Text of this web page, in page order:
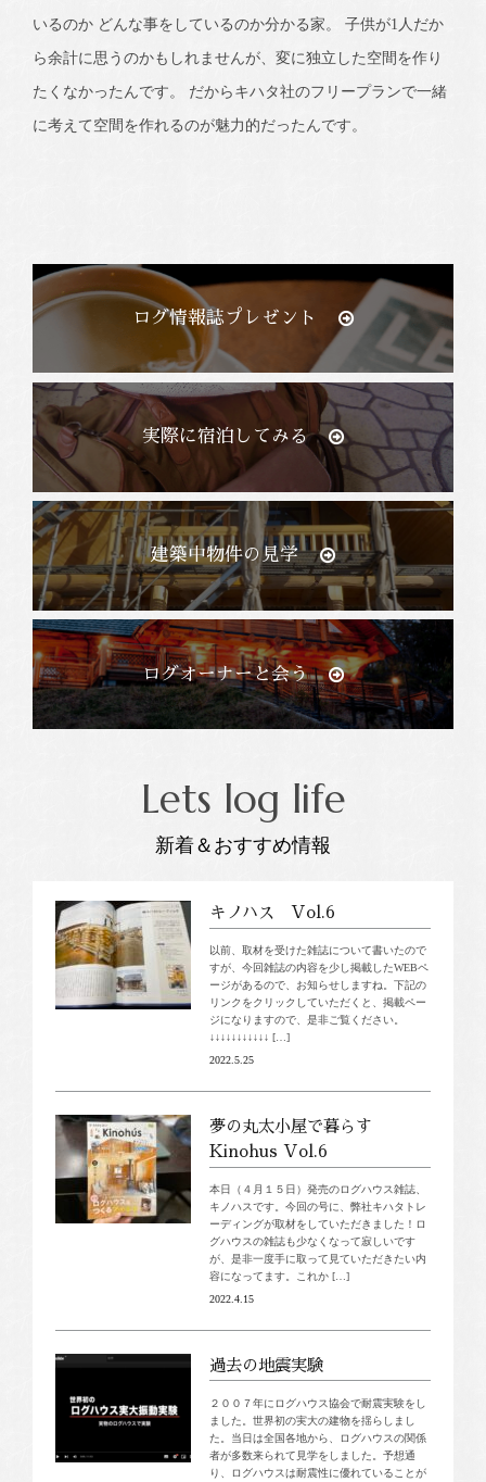
いるのか どんな事をしているのか分かる家。 子供が1人だか
ら余計に思うのかもしれませんが、変に独立した空間を作り
たくなかったんです。 だからキハタ社のフリープランで一緒
に考えて空間を作れるのが魅力的だったんです。
ログ情報誌プレゼント
実際に宿泊してみる
建築中物件の見学
ログオーナーと会う
Lets log life
新着＆おすすめ情報
キノハス Vol.6
以前、取材を受けた雑誌について書いたので
すが、今回雑誌の内容を少し掲載したWEBペ
ージがあるので、お知らせしますね。下記の
リンクをクリックしていただくと、掲載ペー
ジになりますので、是非ご覧ください。
↓↓↓↓↓↓↓↓↓↓↓ […]
2022.5.25
夢の丸太小屋で暮らす
Kinohus Vol.6
本日（４月１５日）発売のログハウス雑誌、
キノハスです。今回の号に、弊社キハタトレ
ーディングが取材をしていただきました！ロ
グハウスの雑誌も少なくなって寂しいです
が、是非一度手に取って見ていただきたい内
容になってます。これか […]
2022.4.15
過去の地震実験
２００７年にログハウス協会で耐震実験をし
ました。世界初の実大の建物を揺らしまし
た。当日は全国各地から、ログハウスの関係
者が多数来られて見学をしました。予想通
り、ログハウスは耐震性に優れていることが